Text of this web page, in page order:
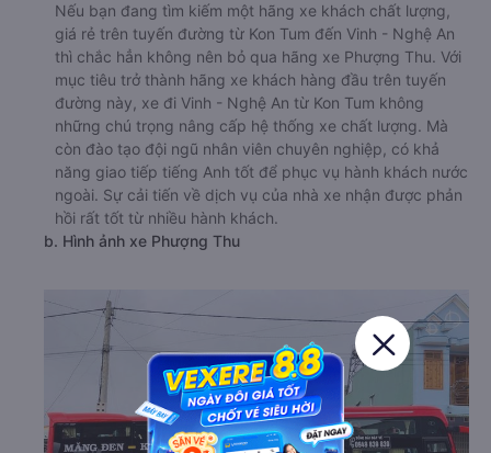
Nếu bạn đang tìm kiếm một hãng xe khách chất lượng,
giá rẻ trên tuyến đường từ Kon Tum đến Vinh - Nghệ An
thì chắc hẳn không nên bỏ qua hãng xe Phượng Thu. Với
mục tiêu trở thành hãng xe khách hàng đầu trên tuyến
đường này, xe đi Vinh - Nghệ An từ Kon Tum không
những chú trọng nâng cấp hệ thống xe chất lượng. Mà
còn đào tạo đội ngũ nhân viên chuyên nghiệp, có khả
năng giao tiếp tiếng Anh tốt để phục vụ hành khách nước
ngoài. Sự cải tiến về dịch vụ của nhà xe nhận được phản
hồi rất tốt từ nhiều hành khách.
b. Hình ảnh xe Phượng Thu